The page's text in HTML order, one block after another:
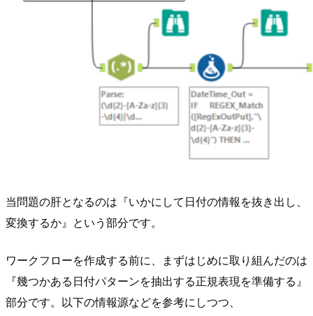
当問題の肝となるのは『いかにして日付の情報を抜き出し、
変換するか』という部分です。
ワークフローを作成する前に、まずはじめに取り組んだのは
『幾つかある日付パターンを抽出する正規表現を準備する』
部分です。以下の情報源などを参考にしつつ、